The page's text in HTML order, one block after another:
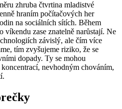
zhruba čtvrtina mladistvé
hraním počítačových her
na sociálních sítích. Během
víkendu zase znatelně narůstají. Ne
závislý, ale čím více
tím zvyšujeme riziko, že se
dopady. Ty se mohou
nevhodným chováním,